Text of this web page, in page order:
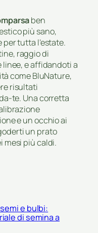
ben
più sano,
tutta l’estate.
raggio di
e affidandoti a
come BluNature,
risultati
te. Una corretta
e un occhio ai
un prato
mesi più caldi.
e bulbi:
di semina a